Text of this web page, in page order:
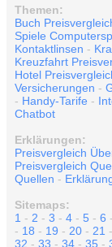
Themen:
Buch
Spiele
Kontaktlinsen -
Kreuzfahrt
Hotel
Versicherungen -
- Handy-Tarife -
Chatbot
Erklärungen:
Preisvergleich
Preisvergleich
Quellen -
Sitemaps:
1 - 2 - 3 - 4 - 5 - 6 -
- 18 - 19 - 20 - 21 -
32 - 33 - 34 - 35 -